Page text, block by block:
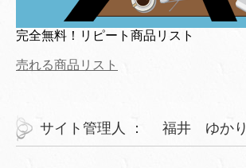
完全無料！リピート商品リスト
売れる商品リスト
サイト管理人 ： 福井 ゆかり